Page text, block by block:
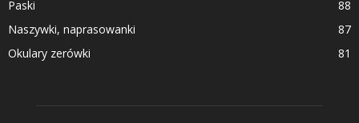
Paski
88
Naszywki, naprasowanki
87
Okulary zerówki
81